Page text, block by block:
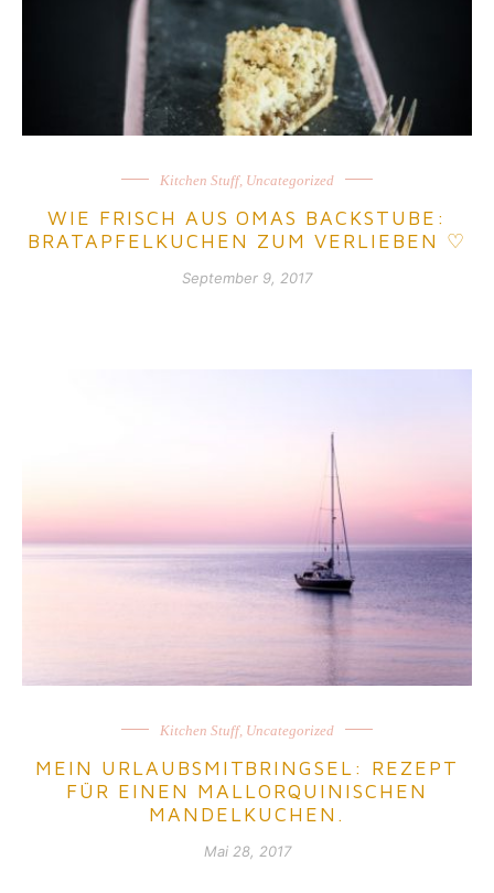
Kitchen Stuff, Uncategorized
WIE FRISCH AUS OMAS BACKSTUBE:
BRATAPFELKUCHEN ZUM VERLIEBEN ♡
September 9, 2017
Kitchen Stuff, Uncategorized
MEIN URLAUBSMITBRINGSEL: REZEPT
FÜR EINEN MALLORQUINISCHEN
MANDELKUCHEN.
Mai 28, 2017